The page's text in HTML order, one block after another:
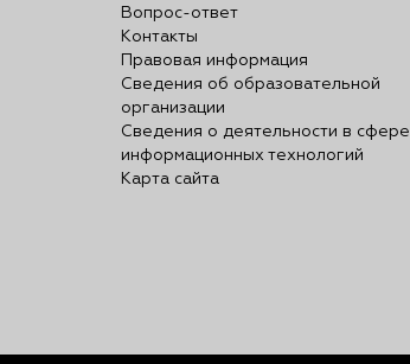
Вопрос-ответ
Контакты
Правовая информация
Сведения об образовательной
организации
Сведения о деятельности в сфере
информационных технологий
Карта сайта